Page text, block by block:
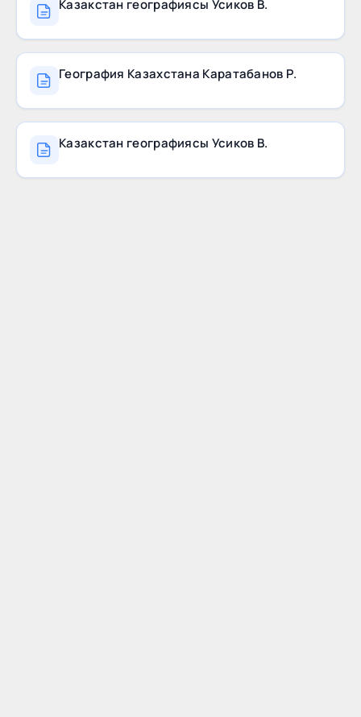
Казакстан географиясы Усиков В.
География Казахстана Каратабанов Р.
Казакстан географиясы Усиков В.